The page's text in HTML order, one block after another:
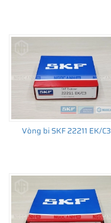
Vòng bi SKF 22211 EK/C3